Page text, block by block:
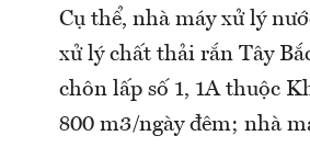
Cụ thể, nhà máy xử lý
xử lý chất thải rắn Tây
chôn lấp số 1, 1A thuộc
800 m3/ngày đêm; nhà